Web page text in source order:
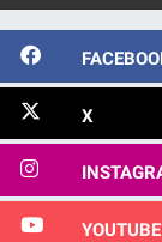
X
YOUTUBE